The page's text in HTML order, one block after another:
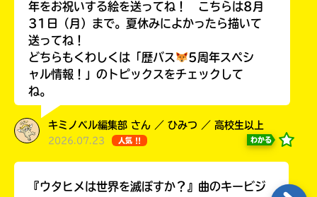
年をお祝いする絵を送ってね！ こちらは8月
31日（月）まで。夏休みによかったら描いて
送ってね！
どちらもくわしくは「歴バス
5周年スペシ
ャル情報！」のトピックスをチェックして
ね。
キミノベル編集部 さん ／ ひみつ ／ 高校生以上
2026.07.23 人気 !! わかる
『ウタヒメは世界を滅ぼすか？』曲のキービジ